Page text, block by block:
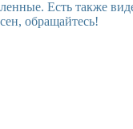
Есть также
обращайтесь!